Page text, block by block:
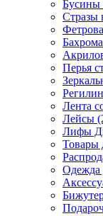
Бусины
Стразы
Перья
Лента
Лейсы
Лифы
Товары
Одежда